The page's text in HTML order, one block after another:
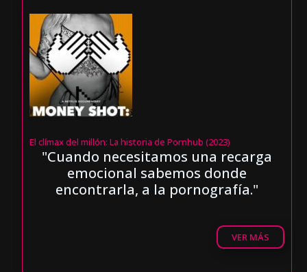
El clímax del millón: La historia de Pornhub (2023)
"Cuando necesitamos una recarga
emocional sabemos donde
encontrarla, a la pornografía."
VER MÁS